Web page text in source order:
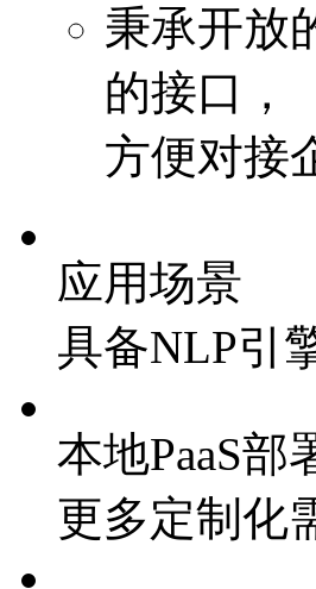
秉承开放
的接口，
方便对接
应用场景
具备NLP引
本地PaaS部
更多定制化